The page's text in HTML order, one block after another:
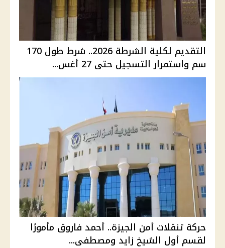
التقديم لكلية الشرطة 2026.. شرط طول 170
سم واستمرار التسجيل حتى 27 أغس...
حركة تنقلات أمن الجيزة.. أحمد فاروق مأمورًا
لقسم أول الشيخ زايد ومصطفى...